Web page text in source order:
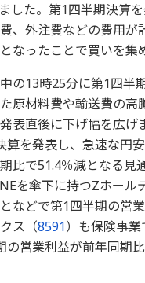
した。第1四半期決算
、外注費などの費用
なったことで買いを集
の13時25分に第1四半
原材料費や輸送費の
表直後に下げ幅を広げ
算を発表し、急速な円
比で51.4％減となる見
を傘下に持つZホール
などで第1四半期の営
ス（8591）も保険事
の営業利益が前年同期